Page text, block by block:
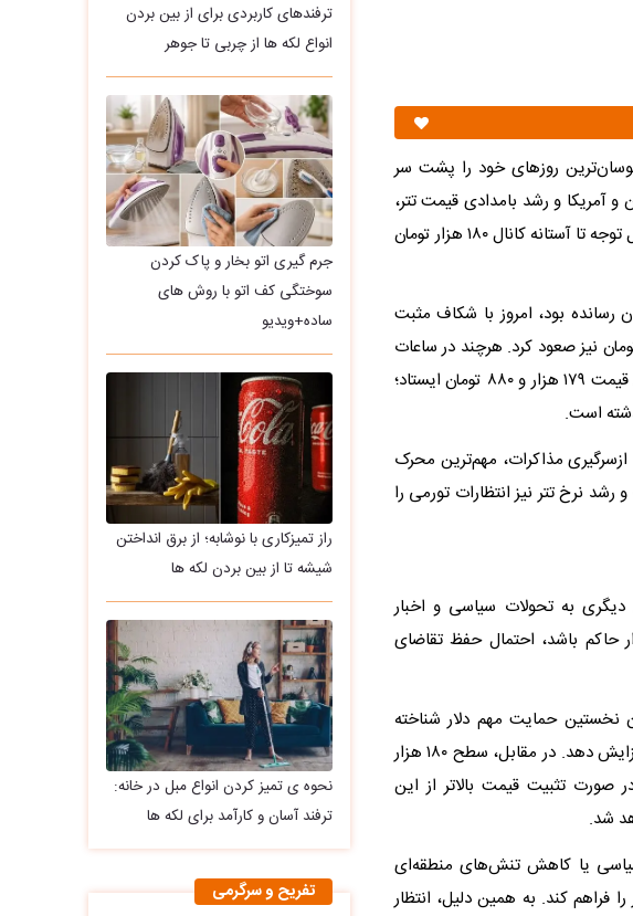
چهارشنبه ۱۷ تیر ۱۴۰۵ یکی از پرنوسان‌ترین روزهای خود را پشت سر
و رشد بامدادی قیمت تتر،
فضای بازار را به شدت تحت تأثیر قرار داد و باعث شد دلار با جهشی قابل توجه تا آستانه کانال ۱۸۰ هزار تومان
محدوده ۱۷۵ هزار تومان به پایان رسانده بود، امروز با شکاف مثبت
بازار شد و در ادامه با افزایش تقاضا، تا نرخ ۱۸۰ هزار و ۱۱۰ تومان نیز صعود کرد. هرچند در ساعات
پایانی معاملات اندکی از سقف روزانه عقب نشست، اما در نهایت روی قیمت ۱۷۹ هزار و ۸۸۰ تومان ایستاد؛
مذاکرات، مهم‌ترین محرک
نرخ تتر نیز انتظارات تورمی را
دیگری به تحولات سیاسی و اخبار
حاکم باشد، احتمال حفظ تقاضای
۵۰۰ تا ۱۷۹ هزار تومان به‌عنوان نخستین حمایت مهم دلار شناخته
می‌شود و حفظ این محدوده می‌تواند شانس تداوم روند صعودی را افزایش دهد. در مقابل، سطح ۱۸۰ هزار
صورت تثبیت قیمت بالاتر از این
سیاسی یا کاهش تنش‌های منطقه‌ای
فراهم کند. به همین دلیل، انتظار
ترفندهای کاربردی برای از بین بردن
انواع لکه ها از چربی تا جوهر
جرم گیری اتو بخار و پاک کردن
سوختگی کف اتو با روش های
ساده+ویدیو
راز تمیزکاری با نوشابه؛ از برق انداختن
شیشه تا از بین بردن لکه ها
نحوه ی تمیز کردن انواع مبل در خانه:
ترفند آسان و کارآمد برای لکه ها
تفریح و سرگرمی